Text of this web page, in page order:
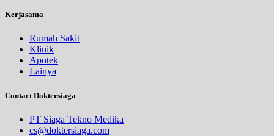
Kerjasama
Rumah Sakit
Klinik
Apotek
Lainya
Contact Doktersiaga
PT Siaga Tekno Medika
cs@doktersiaga.com